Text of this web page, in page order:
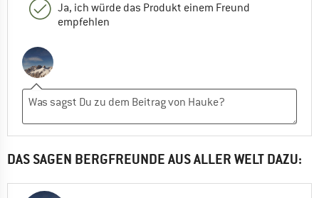
Ja, ich würde das Produkt einem Freund
empfehlen
DAS SAGEN BERGFREUNDE AUS ALLER WELT DAZU: